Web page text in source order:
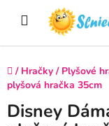
Domov
/ Hračky / Plyšové
plyšová hračka 35cm
Disney